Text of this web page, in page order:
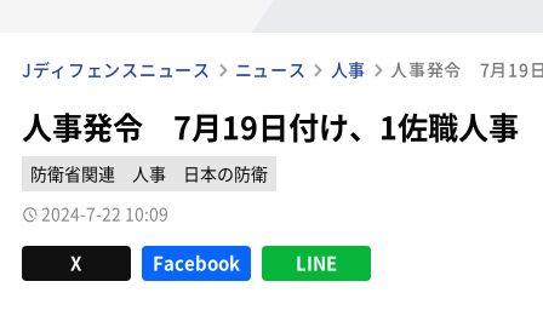
Jディフェンスニュース ニュース 人事 人事発令 7月19
人事発令 7月19日付け、1佐職人事
防衛省関連 人事
日本の防衛
2024-7-22 10:09
X Facebook LINE